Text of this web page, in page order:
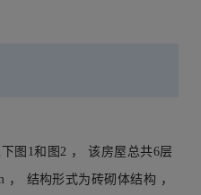
图1和图2 ， 该房屋总共6层
， 结构形式为砖砌体结构 ，